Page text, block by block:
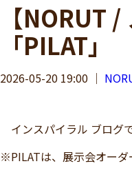
【NORUT
「PILAT」
2026-05-20 19:00 ｜
インスパイラル ブログ
※PILATは、展示会オーダ